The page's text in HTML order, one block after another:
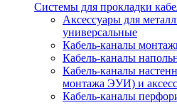
Системы для прокладки
Аксессуары для
универсальные
Кабель-каналы
Кабель-каналы
Кабель-каналы
монтажа ЭУИ) и
Кабель-каналы